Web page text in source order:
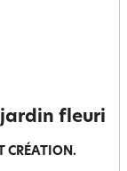
fleuri